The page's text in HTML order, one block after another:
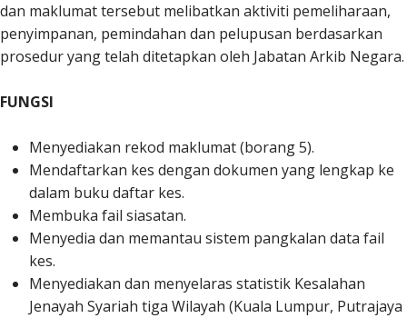
dan maklumat tersebut melibatkan aktiviti pemeliharaan,
penyimpanan, pemindahan dan pelupusan berdasarkan
prosedur yang telah ditetapkan oleh Jabatan Arkib Negara.
FUNGSI
Menyediakan rekod maklumat (borang 5).
Mendaftarkan kes dengan dokumen yang lengkap ke
dalam buku daftar kes.
Membuka fail siasatan.
Menyedia dan memantau sistem pangkalan data fail
kes.
Menyediakan dan menyelaras statistik Kesalahan
Jenayah Syariah tiga Wilayah (Kuala Lumpur, Putrajaya